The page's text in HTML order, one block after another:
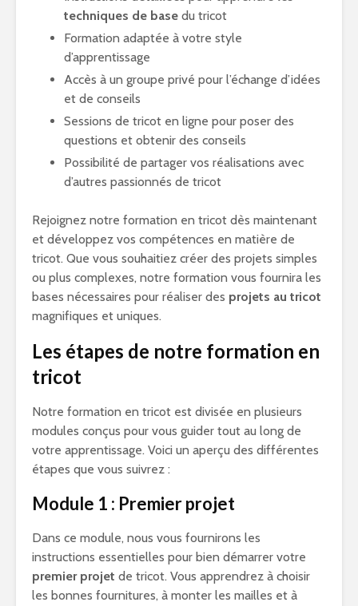
techniques de base du tricot
Formation adaptée à votre style
d’apprentissage
Accès à un groupe privé pour l’échange d’idées
et de conseils
Sessions de tricot en ligne pour poser des
questions et obtenir des conseils
Possibilité de partager vos réalisations avec
d’autres passionnés de tricot
Rejoignez notre formation en tricot dès maintenant
et développez vos compétences en matière de
tricot. Que vous souhaitiez créer des projets simples
ou plus complexes, notre formation vous fournira les
bases nécessaires pour réaliser des projets au tricot
magnifiques et uniques.
Les étapes de notre formation en
tricot
Notre formation en tricot est divisée en plusieurs
modules conçus pour vous guider tout au long de
votre apprentissage. Voici un aperçu des différentes
étapes que vous suivrez :
Module 1 : Premier projet
Dans ce module, nous vous fournirons les
instructions essentielles pour bien démarrer votre
premier projet de tricot. Vous apprendrez à choisir
les bonnes fournitures, à monter les mailles et à